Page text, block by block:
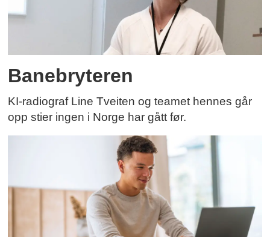
Banebryteren
KI-radiograf Line Tveiten og teamet hennes går
opp stier ingen i Norge har gått før.